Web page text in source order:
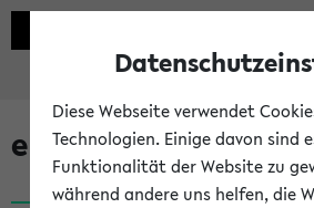
eKVV News
Diese Webseite verwendet
Technologien. Einige davon sind
Funktionalität der Website zu
während andere uns helfen, die